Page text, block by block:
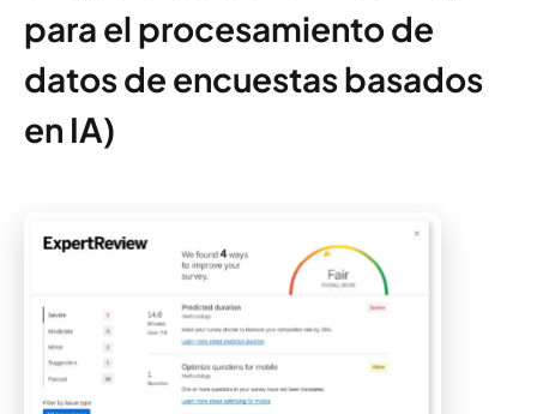
para el procesamiento de
datos de encuestas basados
en IA)